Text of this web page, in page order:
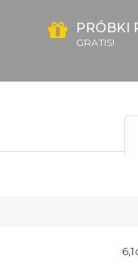
PRÓBKI
GRATIS!